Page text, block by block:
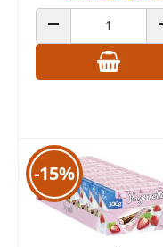
ANZAHL VERRINGERN
-15%